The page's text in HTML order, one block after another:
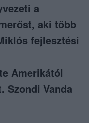
a
aki több
fejlesztési
Amerikától
Szondi Vanda